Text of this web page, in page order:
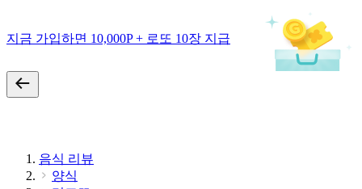
지금 가입하면 10,000P + 로또 10장 지급
음식 리뷰
양식